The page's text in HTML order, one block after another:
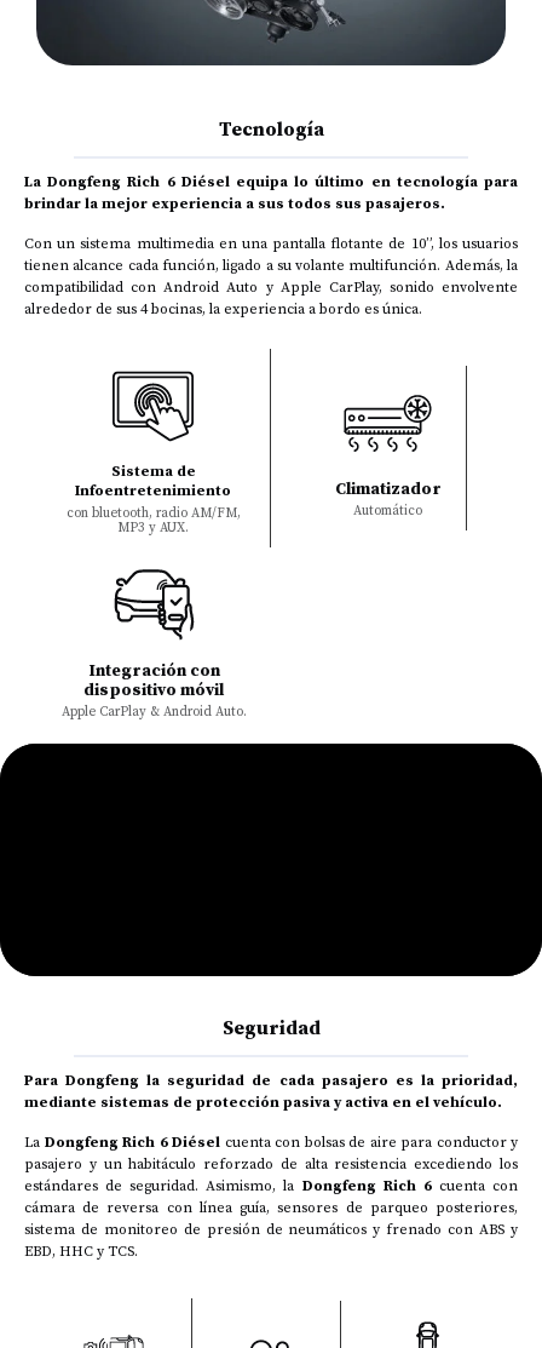
Tecnología
La Dongfeng Rich 6 Diésel equipa lo último en tecnología para
brindar la mejor experiencia a sus todos sus pasajeros.
Con un sistema multimedia en una pantalla flotante de 10”, los usuarios
tienen alcance cada función, ligado a su volante multifunción. Además, la
compatibilidad con Android Auto y Apple CarPlay, sonido envolvente
alrededor de sus 4 bocinas, la experiencia a bordo es única.
Sistema de
Infoentretenimiento
con bluetooth, radio AM/FM,
MP3 y AUX.
Climatizador
Automático
Integración con
dispositivo móvil
Apple CarPlay & Android Auto.
Seguridad
Para Dongfeng la seguridad de cada pasajero es la prioridad,
mediante sistemas de protección pasiva y activa en el vehículo.
La Dongfeng Rich 6 Diésel cuenta con bolsas de aire para conductor y
pasajero y un habitáculo reforzado de alta resistencia excediendo los
estándares de seguridad. Asimismo, la Dongfeng Rich 6cuenta con
cámara de reversa con línea guía, sensores de parqueo posteriores,
sistema de monitoreo de presión de neumáticos y frenado con ABS y
EBD, HHC y TCS.